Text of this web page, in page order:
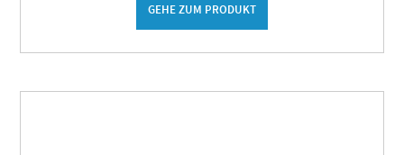
GEHE ZUM PRODUKT